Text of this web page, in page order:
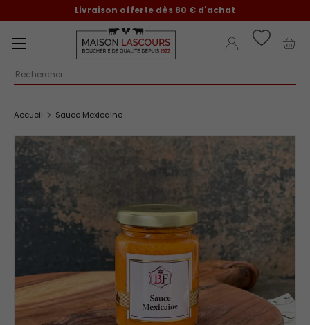
Aller au contenu
Livraison offerte dès 80 € d'achat
Recherche
Se connecter
Menu
Accueil Sauce Mexicaine